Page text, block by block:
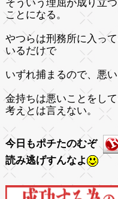
そういう理屈が成り立
ことになる。
やつらは刑務所に入っ
いるだけで
いずれ捕まるので、悪
金持ちは悪いことをし
考えとは言えない。
今日もポチたのむぞ
読み逃げすんなよ